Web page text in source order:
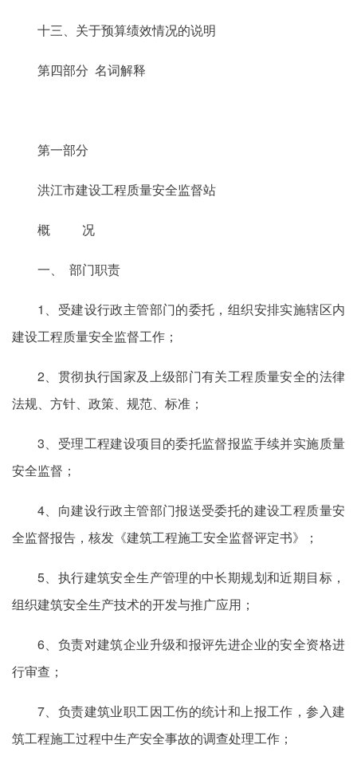
十三、关于预算绩效情况的说明
第四部分 名词解释
第一部分
洪江市建设工程质量安全监督站
概 况
一、 部门职责
1、受建设行政主管部门的委托，组织安排实施辖区内
建设工程质量安全监督工作；
2、贯彻执行国家及上级部门有关工程质量安全的法律
法规、方针、政策、规范、标准；
3、受理工程建设项目的委托监督报监手续并实施质量
安全监督；
4、向建设行政主管部门报送受委托的建设工程质量安
全监督报告，核发《建筑工程施工安全监督评定书》；
5、执行建筑安全生产管理的中长期规划和近期目标，
组织建筑安全生产技术的开发与推广应用；
6、负责对建筑企业升级和报评先进企业的安全资格进
行审查；
7、负责建筑业职工因工伤的统计和上报工作，参入建
筑工程施工过程中生产安全事故的调查处理工作；